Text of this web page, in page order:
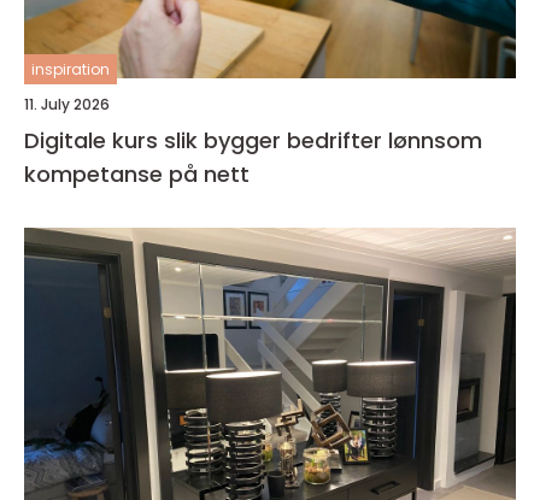
inspiration
11. July 2026
Digitale kurs slik bygger bedrifter lønnsom
kompetanse på nett